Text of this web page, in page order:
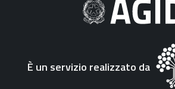
È un servizio realizzato da